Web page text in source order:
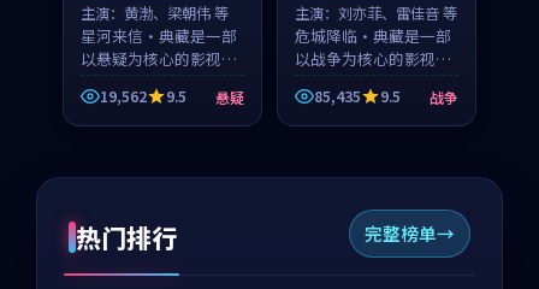
主演： 黄渤、梁朝伟 等
星河来信·典藏是一部
以悬疑为核心的影视作
品，围绕危机、反转与
人物成长展开，整体节
奏紧凑，值得推荐观
19,562 9.5 悬疑
主演： 刘亦菲、雷佳音 等
危城降临·典藏是一部
以战争为核心的影视作
品，围绕危机、反转与
人物成长展开，整体节
奏紧凑，值得推荐观
85,435 9.5 战争
热门排行 完整榜单
99:22 99:18